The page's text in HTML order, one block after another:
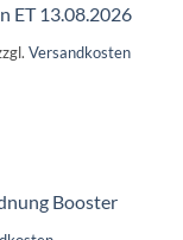
ET 13.08.2026
Versandkosten
Booster